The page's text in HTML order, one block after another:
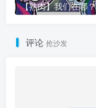
评论 抢沙发